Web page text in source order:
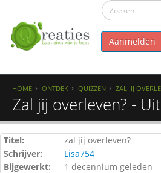
Aanmelden
HOME ONTDEK QUIZZEN ZAL JIJ
Zal jij overleven? -
Titel:
zal jij overleven?
Schrijver:
Lisa754
Bijgewerkt:
1 decennium geleden